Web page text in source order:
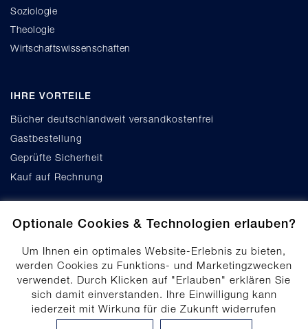
Optionale Cookies & Technologien erlauben?
Um Ihnen ein optimales Website-Erlebnis zu bieten,
werden Cookies zu Funktions- und Marketingzwecken
verwendet. Durch Klicken auf "Erlauben" erklären Sie
sich damit einverstanden. Ihre Einwilligung kann
jederzeit mit Wirkung für die Zukunft widerrufen
werden. Ihre Einwilligungs-Einstellungen können durch
Soziologie
Theologie
Wirtschaftswissenschaften
IHRE VORTEILE
Bücher deutschlandweit versandkostenfrei
Gastbestellung
Geprüfte Sicherheit
Kauf auf Rechnung
Cookie-Einstellungen
Datenschutz
Produktsicherheit